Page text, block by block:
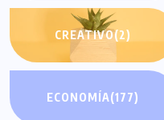
CREATIVO(2)
ECONOMÍA(177)